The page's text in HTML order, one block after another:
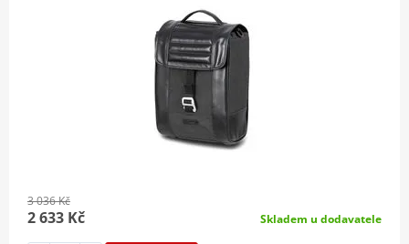
3 036 Kč
2 633 Kč Skladem u dodavatele